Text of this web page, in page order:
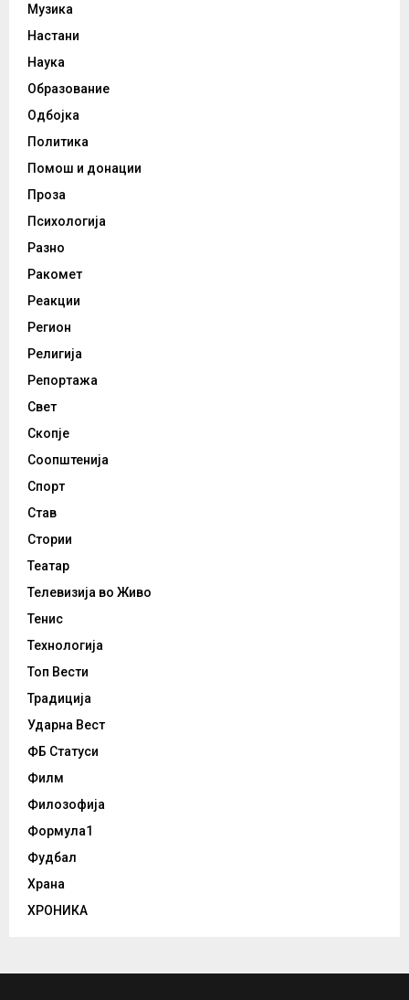
Музика
Настани
Наука
Образование
Одбојка
Политика
Помош и донации
Проза
Психологија
Разно
Ракомет
Реакции
Регион
Религија
Репортажа
Свет
Скопје
Соопштенија
Спорт
Став
Стории
Театар
Телевизија во Живо
Тенис
Технологија
Топ Вести
Традиција
Ударна Вест
ФБ Статуси
Филм
Филозофија
Формула1
Фудбал
Храна
ХРОНИКА